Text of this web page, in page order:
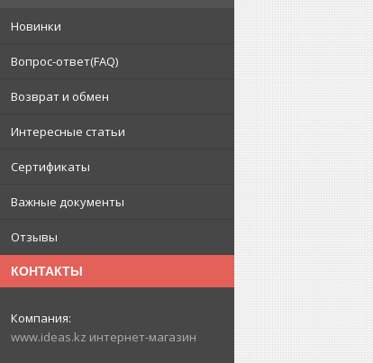
Новинки
Вопрос-ответ(FAQ)
Возврат и обмен
Интересные статьи
Сертификаты
Важные документы
Отзывы
КОНТАКТЫ
www.ideas.kz интернет-магазин